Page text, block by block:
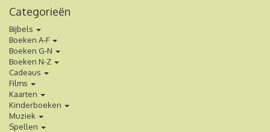
Categorieën
Bijbels
Boeken A-F
Boeken G-N
Boeken N-Z
Cadeaus
Films
Kaarten
Kinderboeken
Muziek
Spellen